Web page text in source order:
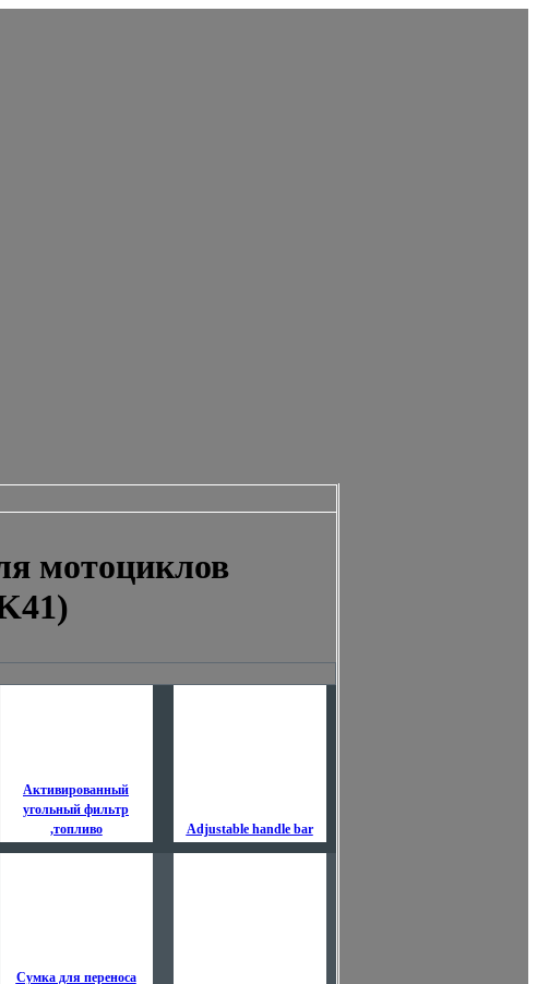
мотоциклов
Активированный
угольный фильтр
,топливо
Adjustable handle bar
Сумка для переноса